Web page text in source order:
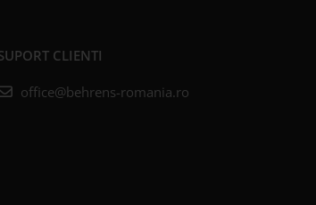
CLIENTI
office@behrens-romania.ro